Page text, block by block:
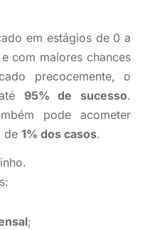
em estágios de 0 a
com maiores chances
precocemente, o
95% de sucesso.
pode acometer
de 1% dos casos.
;